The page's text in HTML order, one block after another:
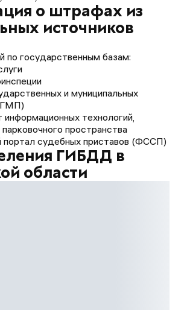
о штрафах из
источников
по государственным базам:
и муниципальных
ГМП)
технологий,
пространства
портал судебных приставов (ФССП)
ГИБДД в
области